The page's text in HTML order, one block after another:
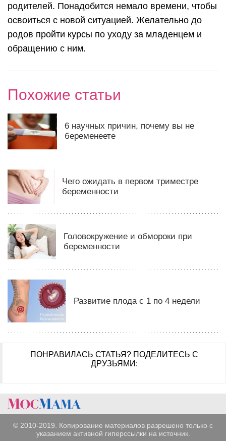
родителей. Понадобится немало времени, чтобы
освоиться с новой ситуацией. Желательно до
родов пройти курсы по уходу за младенцем и
обращению с ним.
Похожие статьи
6 научных причин, почему вы не
беременеете
Чего ожидать в первом триместре
беременности
Головокружение и обмороки при
беременности
Развитие плода с 1 по 4 недели
ПОНРАВИЛАСЬ СТАТЬЯ? ПОДЕЛИТЕСЬ С
ДРУЗЬЯМИ:
© 2010-2019. Копирование материалов разрешено только с
указанием активной гиперссылки на источник.